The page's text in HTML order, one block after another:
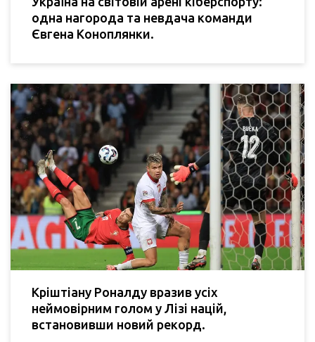
одна нагорода та невдача команди
Євгена Коноплянки.
Кріштіану Роналду вразив усіх
неймовірним голом у Лізі націй,
встановивши новий рекорд.